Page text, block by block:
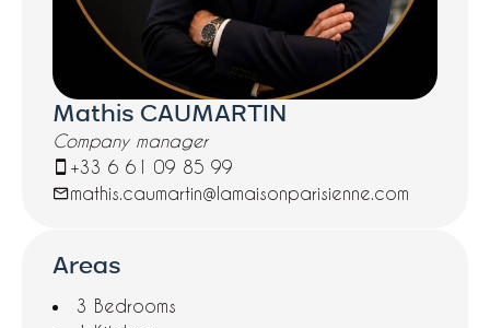
Mathis CAUMARTIN
Company manager
+33 6 61 09 85 99
mathis.caumartin@lamaisonparisienne.com
Areas
3 Bedrooms